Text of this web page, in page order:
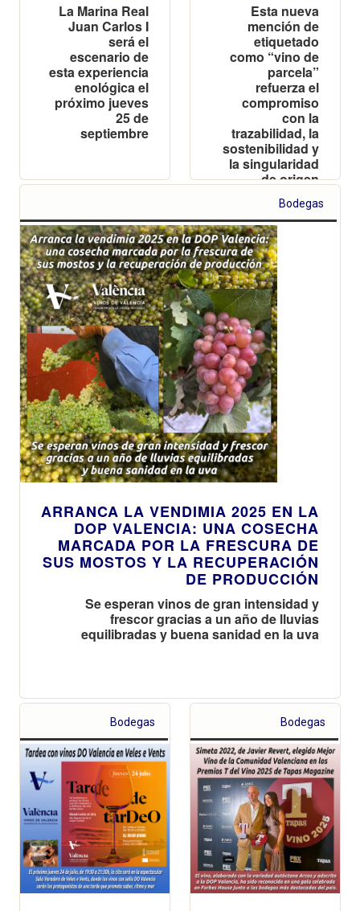
La Marina Real
Juan Carlos I
será el
escenario de
esta experiencia
enológica el
próximo jueves
25 de
septiembre
Esta nueva
mención de
etiquetado
como “vino de
parcela”
refuerza el
compromiso
con la
trazabilidad, la
sostenibilidad y
la singularidad
de origen
Bodegas
ARRANCA LA VENDIMIA 2025 EN LA
DOP VALENCIA: UNA COSECHA
MARCADA POR LA FRESCURA DE
SUS MOSTOS Y LA RECUPERACIÓN
DE PRODUCCIÓN
Se esperan vinos de gran intensidad y
frescor gracias a un año de lluvias
equilibradas y buena sanidad en la uva
Bodegas Bodegas